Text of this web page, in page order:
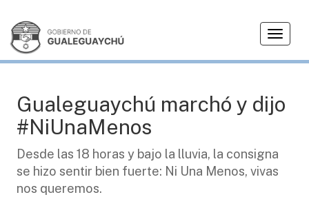
T
g
e
v
i
CIUDAD
Gualeguaychú marchó y dijo
#NiUnaMenos
Desde las 18 horas y bajo la lluvia, la consigna
se hizo sentir bien fuerte: Ni Una Menos, vivas
nos queremos.